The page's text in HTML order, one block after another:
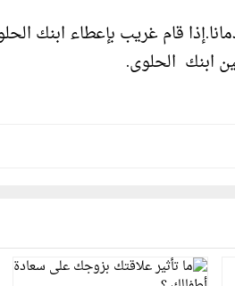
قام غريب بإعطاء ابنك
ابنك الحلوى.